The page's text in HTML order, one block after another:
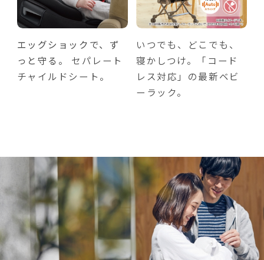
エッグショックで、ず
っと守る。
セパレート
チャイルドシート。
いつでも、どこでも、
寝かしつけ。「コード
レス対応」の最新ベビ
ーラック。